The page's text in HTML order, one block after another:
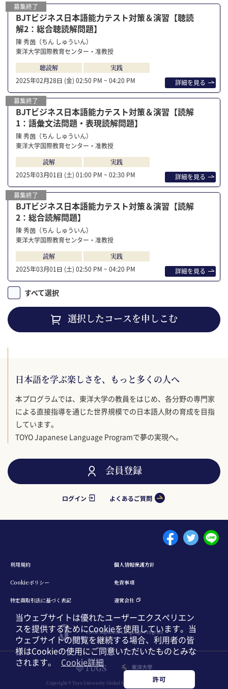
English 中文簡体
募集終了
2025年02⽉28⽇ (金) 02:50 PM ~ 04:20 PM
聴読解 実践
陳 秀茵（ちん しゅういん）
東洋大学国際教育センター・准教授
BJTビジネス日本語能力テスト対策＆演習【聴読
解2：総合聴読解問題】
詳細を⾒る
募集終了
2025年03⽉01⽇ (土) 01:00 PM ~ 02:30 PM
読解 実践
陳 秀茵（ちん しゅういん）
東洋大学国際教育センター・准教授
BJTビジネス日本語能力テスト対策＆演習【読解
1：語彙文法問題・表現読解問題】
詳細を⾒る
募集終了
2025年03⽉01⽇ (土) 02:50 PM ~ 04:20 PM
読解 実践
陳 秀茵（ちん しゅういん）
東洋大学国際教育センター・准教授
BJTビジネス日本語能力テスト対策＆演習【読解
2：総合読解問題】
詳細を⾒る
すべて選択
選択したコースを申しこむ
日本語を学ぶ楽しさを、もっと多くの人へ
本プログラムでは、東洋大学の教員をはじめ、各分野の専門家
による直接指導を通じた世界規模での日本語人財の育成を目指
しています。
TOYO Japanese Language Programで夢の実現へ。
会員登録
ログイン よくあるご質問
TOYO Japanese Language Program
Menu footer 1
利⽤規約 個⼈情報保護⽅針
Cookieポリシー 免責事項
特定商取引法に基づく表記 運営会社
Copyright © Toyo University Global Service. All Rights Reserved.
当ウェブサイトは優れたユーザーエクスペリエン
スを提供するためにCookieを使用しています。当
ウェブサイトの閲覧を継続する場合、利用者の皆
様はCookieの使用にご同意いただいたものとみな
されます。
Cookie詳細
許可